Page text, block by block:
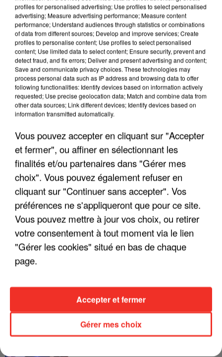
LES INTERVIEWS CHANTE
FRANCE
Voir plus
ENFOIRÉS"
"ON A TOUS LE TRAC"
"JE RESPIRE MIEUX SUR SCÈNE" -
CALOGERO
profiles for personalised advertising; Use profiles to select personalised
advertising; Measure advertising performance; Measure content
performance; Understand audiences through statistics or combinations
of data from different sources; Develop and improve services; Create
profiles to personalise content; Use profiles to select personalised
content; Use limited data to select content; Ensure security, prevent and
detect fraud, and fix errors; Deliver and present advertising and content;
Save and communicate privacy choices. These technologies may
process personal data such as IP address and browsing data to offer
following functionalities: Identify devices based on information actively
requested; Use precise geolocation data; Match and combine data from
other data sources; Link different devices; Identify devices based on
information transmitted automatically.
Vous pouvez accepter en cliquant sur "Accepter
et fermer", ou affiner en sélectionnant les
finalités et/ou partenaires dans "Gérer mes
choix". Vous pouvez également refuser en
cliquant sur "Continuer sans accepter". Vos
préférences ne s'appliqueront que pour ce site.
Vous pouvez mettre à jour vos choix, ou retirer
votre consentement à tout moment via le lien
"Gérer les cookies" situé en bas de chaque
page.
Gérer mes choix
Accepter et fermer